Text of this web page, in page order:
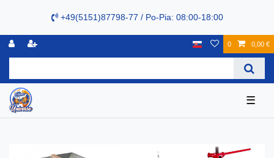
+49(5151)87798-77 / Po-Pia: 08:00-18:00
0 0,00 €
☰